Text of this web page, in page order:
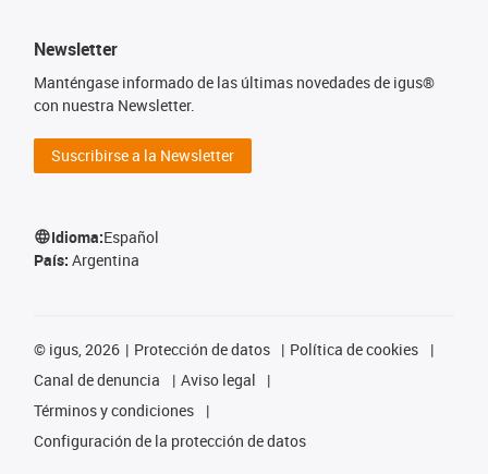
Newsletter
Manténgase informado de las últimas novedades de igus®
con nuestra Newsletter.
Suscribirse a la Newsletter
Idioma:Español
País: Argentina
© igus, 2026 Protección de datos
Política de cookies
Canal de denuncia
Aviso legal
Términos y condiciones
Configuración de la protección de datos